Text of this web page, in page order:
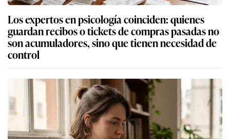
Los expertos en psicología coinciden: quienes
guardan recibos o tickets de compras pasadas no
son acumuladores, sino que tienen necesidad de
control